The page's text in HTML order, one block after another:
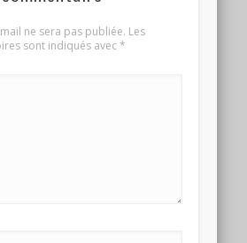
ne sera pas publiée. Les
sont indiqués avec*